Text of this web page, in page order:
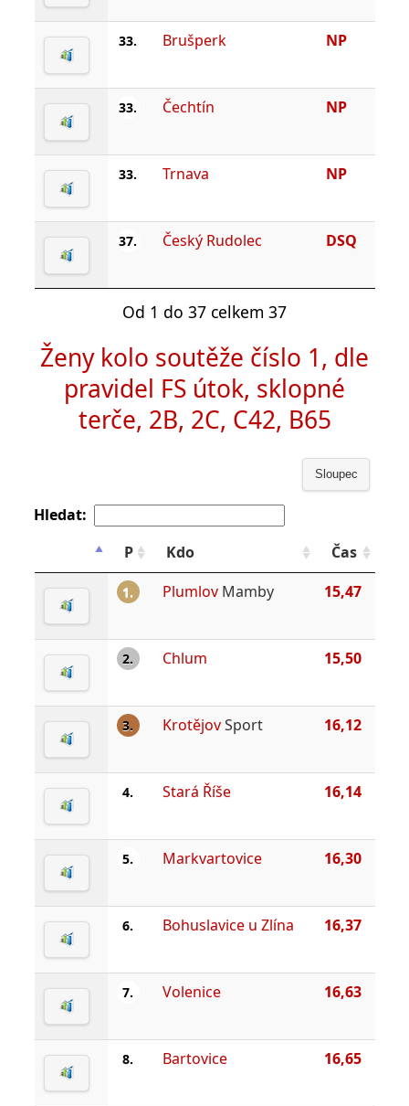
33. Brušperk NP
33. Čechtín NP
33. Trnava NP
37. Český Rudolec DSQ
Od 1 do 37 celkem 37
Ženy kolo soutěže číslo 1, dle
pravidel FS útok, sklopné
terče, 2B, 2C, C42, B65
Sloupec
Hledat:
P
Kdo Čas
1. PlumlovMamby 15,47
2. Chlum 15,50
3. KrotějovSport 16,12
4. Stará Říše 16,14
5. Markvartovice 16,30
6. Bohuslavice u Zlína 16,37
7. Volenice 16,63
8. Bartovice 16,65